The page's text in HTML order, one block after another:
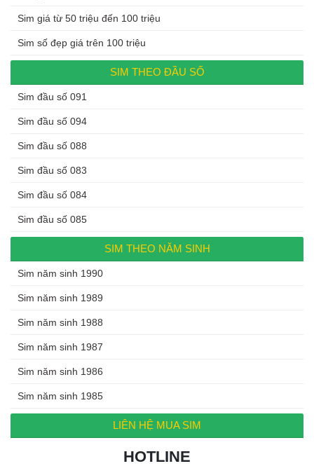
Sim giá từ 50 triệu đến 100 triệu
Sim số đẹp giá trên 100 triệu
SIM THEO ĐẦU SỐ
Sim đầu số 091
Sim đầu số 094
Sim đầu số 088
Sim đầu số 083
Sim đầu số 084
Sim đầu số 085
SIM THEO NĂM SINH
Sim năm sinh 1990
Sim năm sinh 1989
Sim năm sinh 1988
Sim năm sinh 1987
Sim năm sinh 1986
Sim năm sinh 1985
LIÊN HỆ MUA SIM
HOTLINE